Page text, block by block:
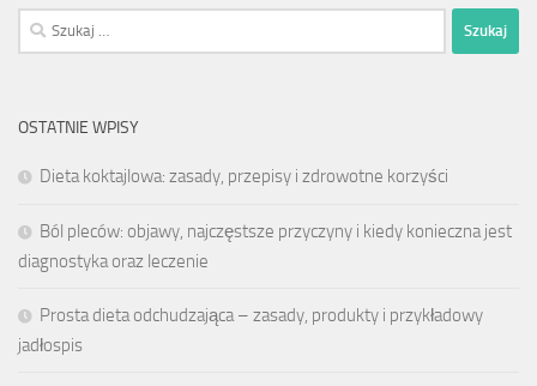
Szukaj:
OSTATNIE WPISY
Dieta koktajlowa: zasady, przepisy i zdrowotne korzyści
Ból pleców: objawy, najczęstsze przyczyny i kiedy konieczna jest
diagnostyka oraz leczenie
Prosta dieta odchudzająca – zasady, produkty i przykładowy
jadłospis